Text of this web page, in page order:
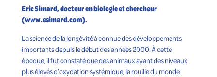
Eric Simard, docteur en biologie et chercheur
(www.esimard.com).
La science de la longévité à connue des développements
importants depuis le début des années 2000. À cette
époque, il fut constaté que des animaux ayant des niveaux
plus élevés d’oxydation systémique, la rouille du monde